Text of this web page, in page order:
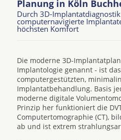
Planung in Köln
Durch 3D-
computernavigierte
höchsten Komfort
Die moderne 3D-
Implantologie genannt - ist
computergestützten,
Implantatbehandlung. Basis
moderne digitale
Prinzip her funktioniert die
Computertomographie (CT),
ab und ist extrem